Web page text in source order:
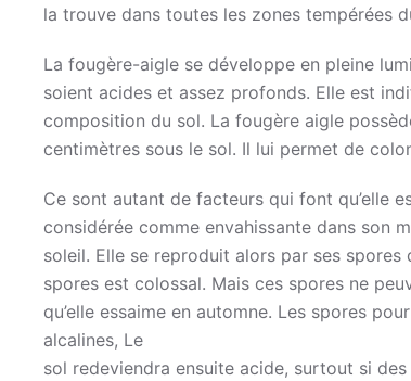
la trouve dans toutes les zones tempérées
La fougère-aigle se développe en pleine
soient acides et assez profonds. Elle est
composition du sol. La fougère aigle
centimètres sous le sol. Il lui permet de
Ce sont autant de facteurs qui font qu’elle
considérée comme envahissante dans son
soleil. Elle se reproduit alors par ses
spores est colossal. Mais ces spores ne
qu’elle essaime en automne. Les spores
alcalines, Le
sol redeviendra ensuite acide, surtout si